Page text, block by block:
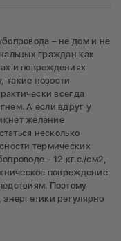
– не дом и не
граждан как
и повреждениях
такие новости
всегда
А если вдруг у
желание
несколько
термических
- 12 кг.с./см2,
повреждение
Поэтому
регулярно